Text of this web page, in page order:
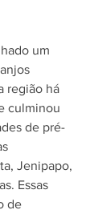
um
região há
culminou
de pré-
Jenipapo,
Essas
de